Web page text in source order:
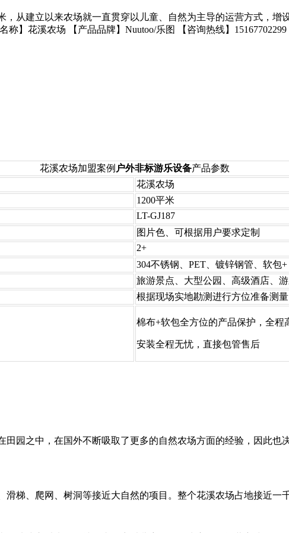
从建立以来农场就一直贯穿以儿童、自然为主导的运营方式，
】花溪农场 【产品品牌】Nuutoo/乐图 【咨询热线】15167702299
花溪农场加盟案例 户外非标游乐设备产品参数
花溪农场
1200平米
LT-GJ187
图片色、可根据用户要求定制
2+
304不锈钢、PET、镀锌钢管、软包+
旅游景点、大型公园、高级酒店、
根据现场实地勘测进行方位准备测
棉布+软包全方位的产品保护，全程
安装全程无忧，直接包管售后
园之中，在国外不断吸取了更多的自然农场方面的经验，因此也
梯、爬网、树洞等接近大自然的项目。整个花溪农场占地接近一